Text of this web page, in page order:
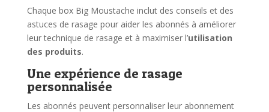
Chaque box Big Moustache inclut des conseils et des
astuces de rasage pour aider les abonnés à améliorer
leur technique de rasage et à maximiser l’utilisation
des produits.
Une expérience de rasage
personnalisée
Les abonnés peuvent personnaliser leur abonnement